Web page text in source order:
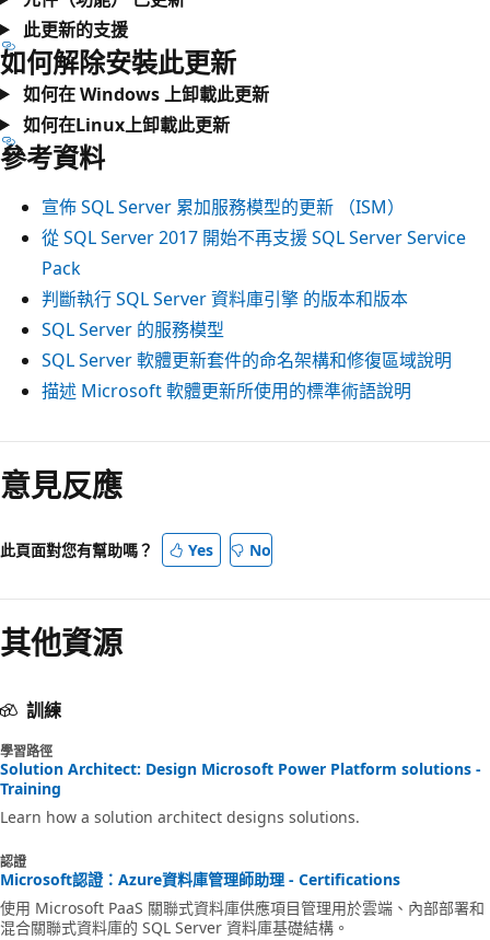
此更新的支援
如何解除安裝此更新
如何在 Windows 上卸載此更新
如何在Linux上卸載此更新
參考資料
宣佈 SQL Server 累加服務模型的更新 （ISM）
從 SQL Server 2017 開始不再支援 SQL Server Service
Pack
判斷執行 SQL Server 資料庫引擎 的版本和版本
SQL Server 的服務模型
SQL Server 軟體更新套件的命名架構和修復區域說明
描述 Microsoft 軟體更新所使用的標準術語說明
意見反應
此頁面對您有幫助嗎？ Yes No
其他資源
訓練
學習路徑
Solution Architect: Design Microsoft Power Platform solutions -
Training
Learn how a solution architect designs solutions.
認證
Microsoft認證：Azure資料庫管理師助理 - Certifications
使用 Microsoft PaaS 關聯式資料庫供應項目管理用於雲端、內部部署和
混合關聯式資料庫的 SQL Server 資料庫基礎結構。